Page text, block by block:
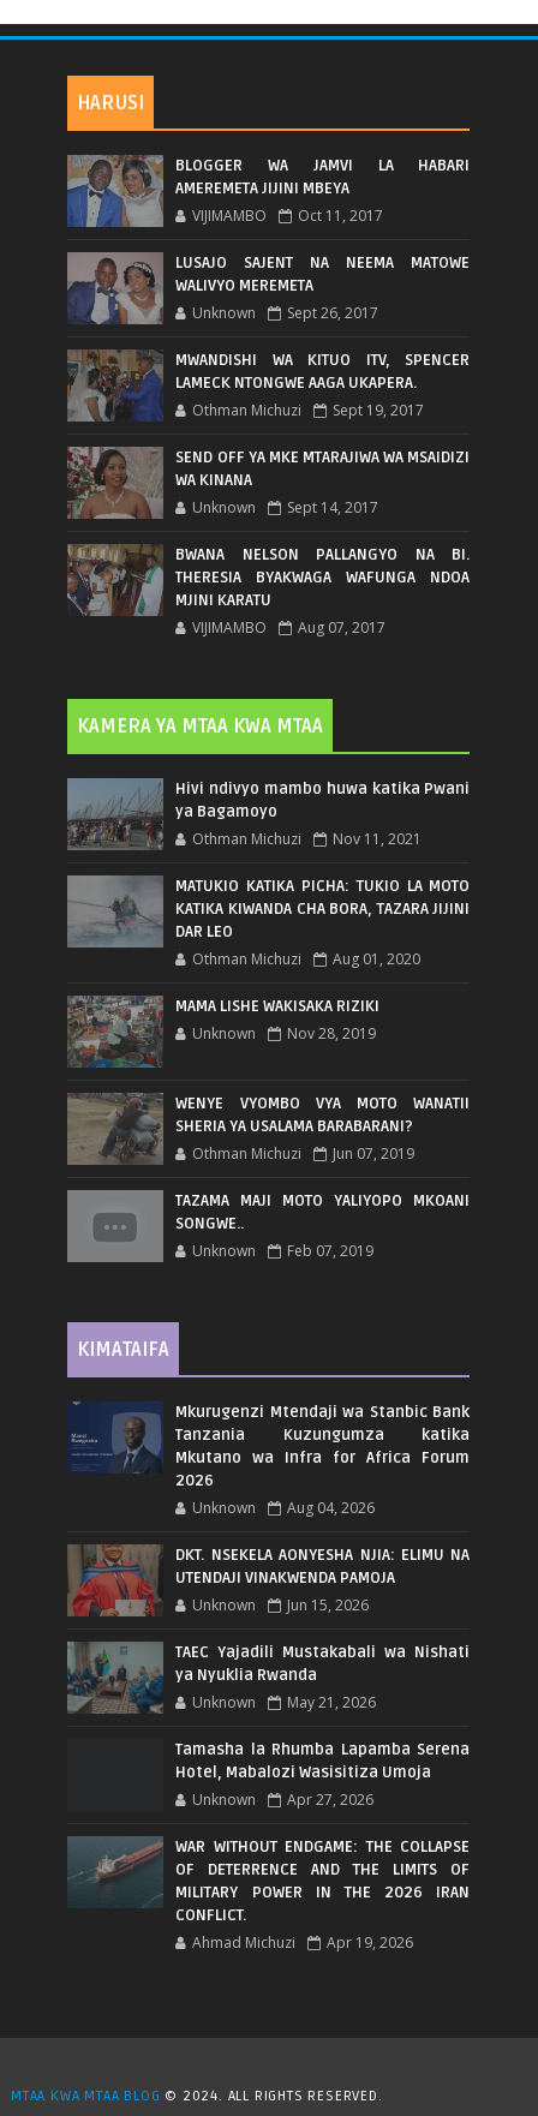
HARUSI
BLOGGER WA JAMVI LA HABARI
AMEREMETA JIJINI MBEYA
VIJIMAMBO Oct 11, 2017
LUSAJO SAJENT NA NEEMA MATOWE
WALIVYO MEREMETA
Unknown Sept 26, 2017
MWANDISHI WA KITUO ITV, SPENCER
LAMECK NTONGWE AAGA UKAPERA.
Othman Michuzi Sept 19, 2017
SEND OFF YA MKE MTARAJIWA WA MSAIDIZI
WA KINANA
Unknown Sept 14, 2017
BWANA NELSON PALLANGYO NA BI.
THERESIA BYAKWAGA WAFUNGA NDOA
MJINI KARATU
VIJIMAMBO Aug 07, 2017
KAMERA YA MTAA KWA MTAA
Hivi ndivyo mambo huwa katika Pwani
ya Bagamoyo
Othman Michuzi Nov 11, 2021
MATUKIO KATIKA PICHA: TUKIO LA MOTO
KATIKA KIWANDA CHA BORA, TAZARA JIJINI
DAR LEO
Othman Michuzi Aug 01, 2020
MAMA LISHE WAKISAKA RIZIKI
Unknown Nov 28, 2019
WENYE VYOMBO VYA MOTO WANATII
SHERIA YA USALAMA BARABARANI?
Othman Michuzi Jun 07, 2019
TAZAMA MAJI MOTO YALIYOPO MKOANI
SONGWE..
Unknown Feb 07, 2019
KIMATAIFA
Mkurugenzi Mtendaji wa Stanbic Bank
Tanzania Kuzungumza katika
Mkutano wa Infra for Africa Forum
2026
Unknown Aug 04, 2026
DKT. NSEKELA AONYESHA NJIA: ELIMU NA
UTENDAJI VINAKWENDA PAMOJA
Unknown Jun 15, 2026
TAEC Yajadili Mustakabali wa Nishati
ya Nyuklia Rwanda
Unknown May 21, 2026
Tamasha la Rhumba Lapamba Serena
Hotel, Mabalozi Wasisitiza Umoja
Unknown Apr 27, 2026
WAR WITHOUT ENDGAME: THE COLLAPSE
OF DETERRENCE AND THE LIMITS OF
MILITARY POWER IN THE 2026 IRAN
CONFLICT.
Ahmad Michuzi Apr 19, 2026
MTAA KWA MTAA BLOG © 2024. ALL RIGHTS RESERVED.